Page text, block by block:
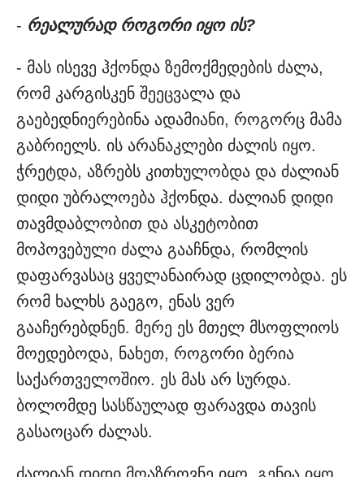
- რეალურად როგორი იყო ის?
- მას ისევე ჰქონდა ზემოქმედების ძალა,
რომ კარგისკენ შეეცვალა და
გაებედნიერებინა ადამიანი, როგორც მამა
გაბრიელს. ის არანაკლები ძალის იყო.
ჭრეტდა, აზრებს კითხულობდა და ძალიან
დიდი უბრალოება ჰქონდა. ძალიან დიდი
თავმდაბლობით და ასკეტობით
მოპოვებული ძალა გააჩნდა, რომლის
დაფარვასაც ყველანაირად ცდილობდა. ეს
რომ ხალხს გაეგო, ენას ვერ
გააჩერებდნენ. მერე ეს მთელ მსოფლიოს
მოედებოდა, ნახეთ, როგორი ბერია
საქართველოშიო. ეს მას არ სურდა.
ბოლომდე სასწაულად ფარავდა თავის
გასაოცარ ძალას.